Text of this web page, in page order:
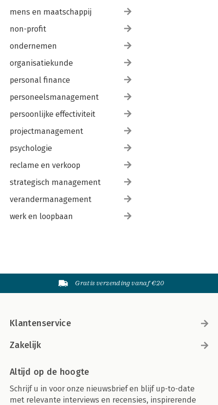
mens en maatschappij
non-profit
ondernemen
organisatiekunde
personal finance
personeelsmanagement
persoonlijke effectiviteit
projectmanagement
psychologie
reclame en verkoop
strategisch management
verandermanagement
werk en loopbaan
Gratis verzending vanaf €20
Klantenservice
Zakelijk
Altijd op de hoogte
Schrijf u in voor onze nieuwsbrief en blijf up-to-date
met relevante interviews en recensies, inspirerende